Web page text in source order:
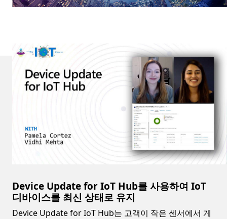
Device Update for IoT Hub를 사용하여 IoT
디바이스를 최신 상태로 유지
Device Update for IoT Hub는 고객이 작은 센서에서 게